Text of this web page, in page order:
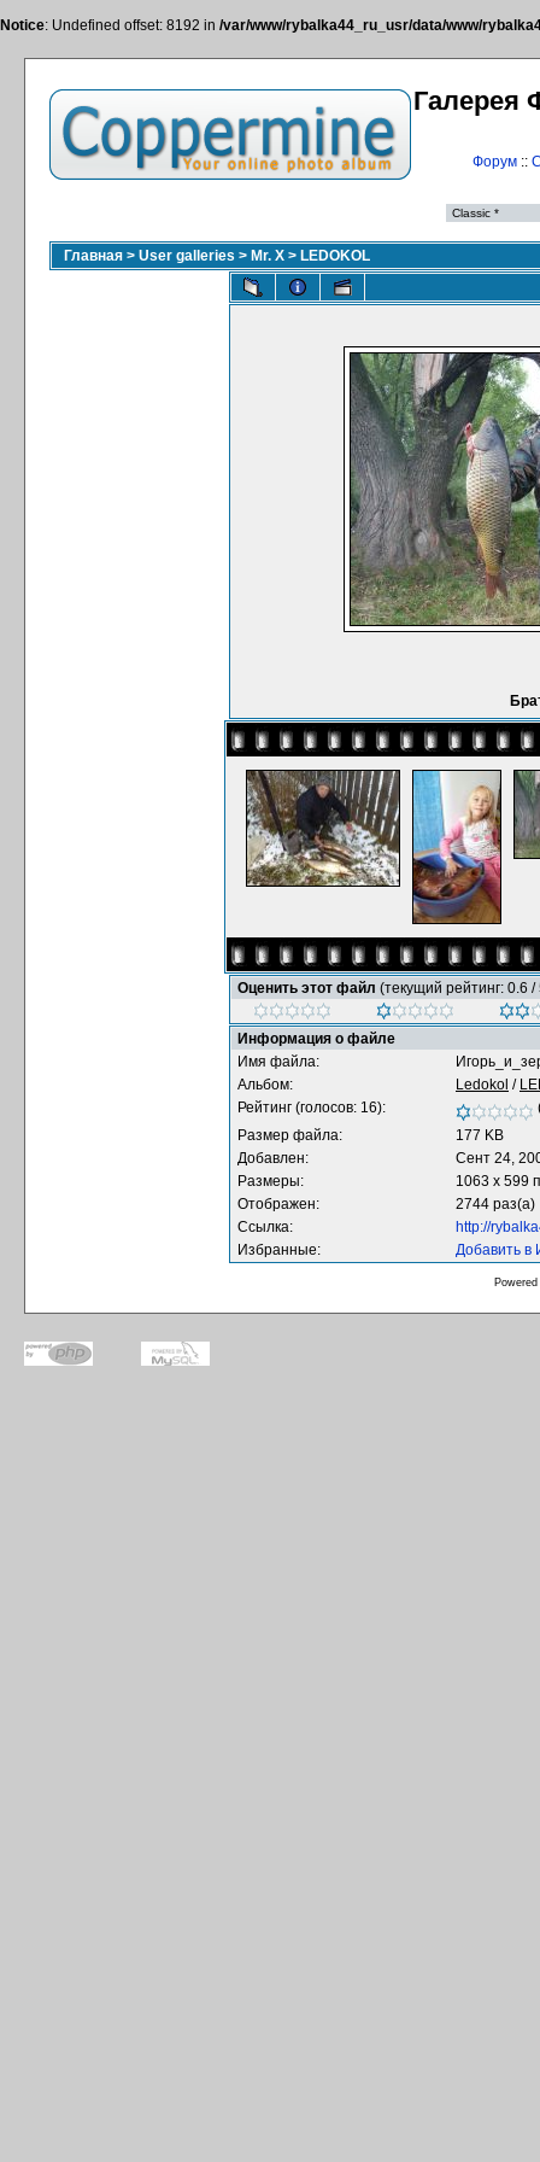
Notice: Undefined offset: 8192 in /var/www/rybalka44_ru_usr/data/www/
Галерея
Форум::
Главная > User galleries > Mr. X > LEDOKOL
Оценить этот файл (текущий рейтинг: 0.6 /
Информация о файле
Имя файла:
Альбом:
Ledokol /
Рейтинг (голосов: 16):
Размер файла:
177 KB
Добавлен:
Сент 24,
Размеры:
1063 x 599
Отображен:
2744 раз(а)
Ссылка:
http://
Избранные:
Добавить в